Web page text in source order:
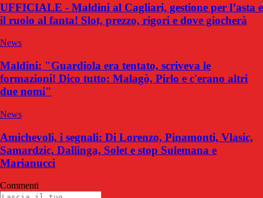
UFFICIALE - Maldini al Cagliari, gestione per l’asta e
il ruolo al fanta! Slot, prezzo, rigori e dove giocherà
News
Maldini: "Guardiola era tentato, scriveva le
formazioni! Dico tutto: Malagò, Pirlo e c'erano altri
due nomi"
News
Amichevoli, i segnali: Di Lorenzo, Pinamonti, Vlasic,
Samardzic, Dallinga, Solet e stop Sulemana e
Marianucci
Commenti